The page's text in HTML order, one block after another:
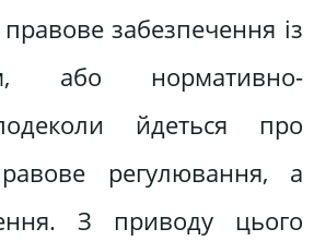
забезпечення із
або нормативно-
йдеться про
регулювання, а
З приводу цього